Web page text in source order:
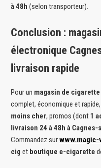
à 48h (selon transporteur).
Conclusion :
électronique
livraison rapide
Pour un magasin de
complet, économique et
moins cher, promos (dont 1
livraison 24 à 48h à
Commandez surwww.magic-
cig et boutique e-cigarette